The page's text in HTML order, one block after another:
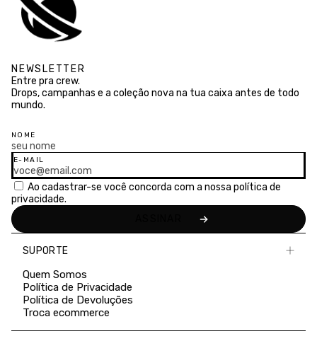
NEWSLETTER
Entre pra crew.
Drops, campanhas e a coleção nova na tua caixa antes de todo
mundo.
NOME
E-MAIL
Ao cadastrar-se você concorda com a nossa política de
privacidade.
SUPORTE
Quem Somos
Política de Privacidade
Política de Devoluções
Troca ecommerce